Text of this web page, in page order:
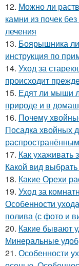
12. Можно ли
камни из почек
лечения
13. Боярышника
инструкция по
14. Уход за
происходит
15. Едят ли мыши
природе и в
16. Почему
Посадка хвойных
17. Как ухаживать
Какой вид
18. Какие Орехи
19. Уход за
Особенности
полива (с фото и
20. Какие бывают
Минеральные
21. Особенности